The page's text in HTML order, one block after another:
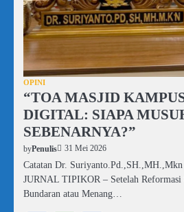
OPINI
“TOA MASJID
DIGITAL: SIAPA
SEBENARNYA?”
byPenulis 31 Mei 2026
Catatan Dr.
JURNAL TIPIKOR – Setelah
Bundaran atau Menang…